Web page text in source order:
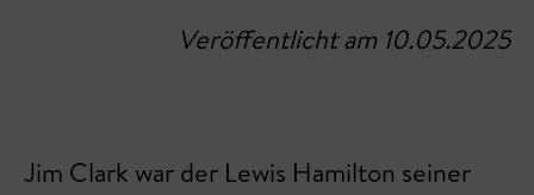
Veröffentlicht am 10.05.2025
Jim Clark war der Lewis Hamilton seiner